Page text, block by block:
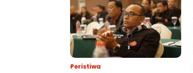
Peristiwa